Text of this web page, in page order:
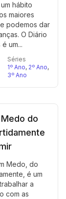
hábito
maiores
podemos dar
O Diário
um...
Séries
1º Ano, 2º Ano,
3º Ano
do
Medo, do
é um
a
com as